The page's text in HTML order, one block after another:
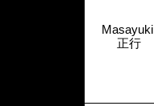
Masayuki
正行